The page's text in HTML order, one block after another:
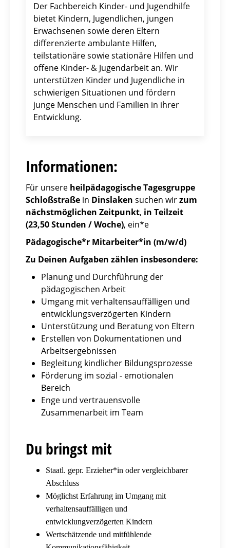
Der Fachbereich Kinder- und Jugendhilfe
bietet Kindern, Jugendlichen, jungen
Erwachsenen sowie deren Eltern
differenzierte ambulante Hilfen,
teilstationäre sowie stationäre Hilfen und
offene Kinder- & Jugendarbeit an. Wir
unterstützen Kinder und Jugendliche in
schwierigen Situationen und fördern
junge Menschen und Familien in ihrer
Entwicklung.
Informationen:
Für unsere heilpädagogische Tagesgruppe
Schloßstraße in Dinslaken suchen wirzum
nächstmöglichen Zeitpunkt, in Teilzeit
(23,50 Stunden / Woche), ein*e
Pädagogische*r Mitarbeiter*in (m/w/d)
Zu Deinen Aufgaben zählen insbesondere:
Planung und Durchführung der
pädagogischen Arbeit
Umgang mit verhaltensauffälligen und
entwicklungsverzögerten Kindern
Unterstützung und Beratung von Eltern
Erstellen von Dokumentationen und
Arbeitsergebnissen
Begleitung kindlicher Bildungsprozesse
Förderung im sozial - emotionalen
Bereich
Enge und vertrauensvolle
Zusammenarbeit im Team
Du bringst mit
Staatl. gepr. Erzieher*in oder vergleichbarer
Abschluss
Möglichst Erfahrung im Umgang mit
verhaltensauffälligen und
entwicklungverzögerten Kindern
Wertschätzende und mitfühlende